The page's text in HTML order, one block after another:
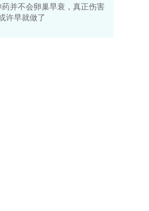
并不会卵巢早衰，真正伤害
许早就做了